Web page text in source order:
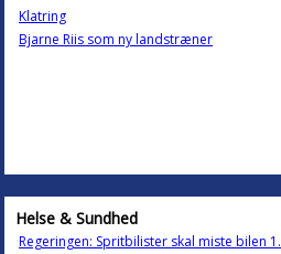
Klatring
Bjarne Riis som ny landstræner
Helse & Sundhed
Regeringen: Spritbilister skal miste bilen 1.